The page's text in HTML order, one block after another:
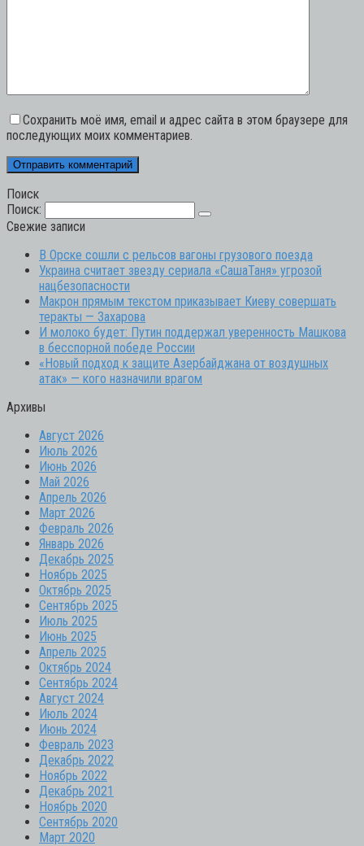
Сохранить моё имя, email и адрес сайта в этом браузере для
последующих моих комментариев.
Поиск
Поиск:
Свежие записи
В Орске сошли с рельсов вагоны грузового поезда
Украина считает звезду сериала «СашаТаня» угрозой
нацбезопасности
Макрон прямым текстом приказывает Киеву совершать
теракты — Захарова
И молоко будет: Путин поддержал уверенность Машкова
в бесспорной победе России
«Новый подход к защите Азербайджана от воздушных
атак» — кого назначили врагом
Архивы
Август 2026
Июль 2026
Июнь 2026
Май 2026
Апрель 2026
Март 2026
Февраль 2026
Январь 2026
Декабрь 2025
Ноябрь 2025
Октябрь 2025
Сентябрь 2025
Июль 2025
Июнь 2025
Апрель 2025
Октябрь 2024
Сентябрь 2024
Август 2024
Июль 2024
Июнь 2024
Февраль 2023
Декабрь 2022
Ноябрь 2022
Декабрь 2021
Ноябрь 2020
Сентябрь 2020
Март 2020